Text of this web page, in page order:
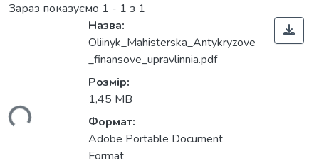
Зараз показуємо 1 - 1 з 1
Назва:
Oliinyk_Mahisterska_Antykryzove
_finansove_upravlinnia.pdf
Розмір:
1,45 MB
Формат:
Adobe Portable Document
Format